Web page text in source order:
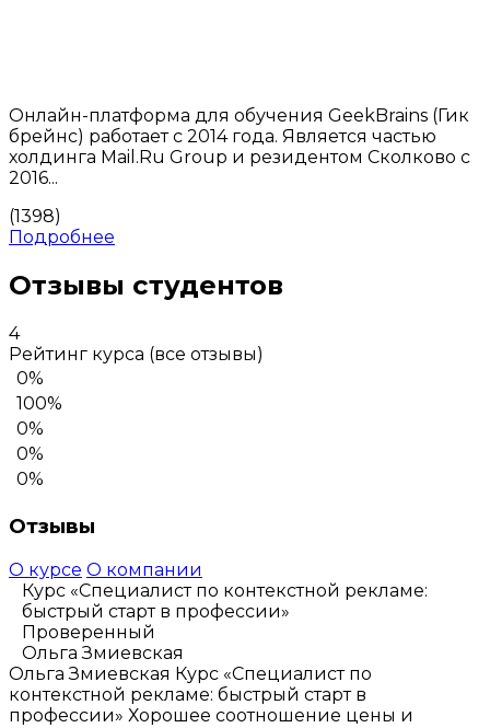
Онлайн-платформа для обучения GeekBrains (Гик
брейнс) работает с 2014 года. Является частью
холдинга Mail.Ru Group и резидентом Сколково с
2016...
(1398)
Подробнее
Отзывы студентов
4
Рейтинг курса (все отзывы)
0%
100%
0%
0%
0%
Отзывы
О курсе О компании
Курс «Специалист по контекстной рекламе:
быстрый старт в профессии»
Проверенный
Ольга Змиевская
Ольга Змиевская Курс «Специалист по
контекстной рекламе: быстрый старт в
профессии» Хорошее соотношение цены и